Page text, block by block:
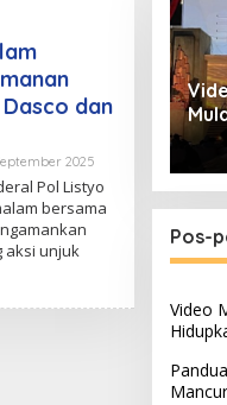
dan
2025Oleh
Pol Listyo
bersama
aksi unjuk
Pos-
Video
Mancur